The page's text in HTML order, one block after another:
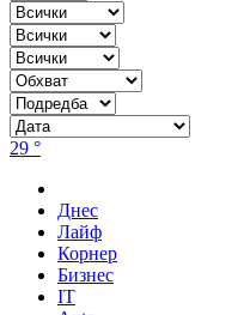
29 °
Днес
Лайф
Корнер
Бизнес
IT